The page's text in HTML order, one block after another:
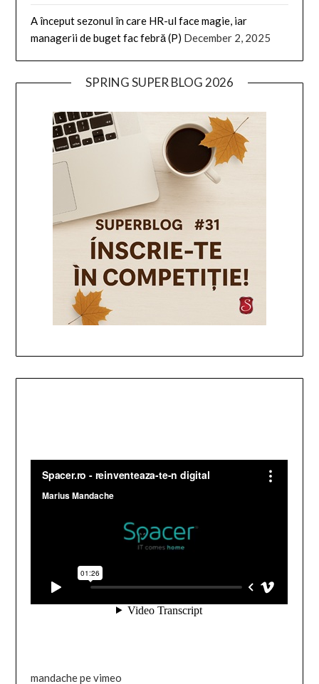
A început sezonul în care HR-ul face magie, iar
managerii de buget fac febră (P) December 2, 2025
SPRING SUPER BLOG 2026
mandache pe vimeo